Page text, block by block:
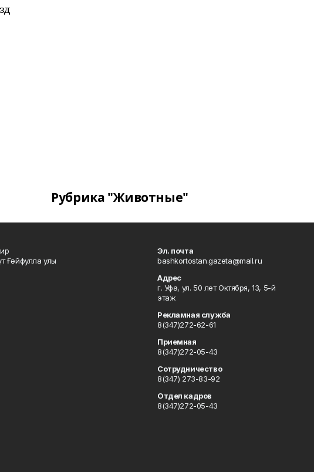
Рубрика "Животные"
Ғәйфулла улы
Эл. почта
bashkortostan.gazeta@mail.ru
Адрес
г. Уфа, ул. 50 лет Октября, 13, 5-й
этаж
Рекламная служба
8(347)272-62-61
Приемная
8(347)272-05-43
Сотрудничество
8(347) 273-83-92
Отдел кадров
8(347)272-05-43